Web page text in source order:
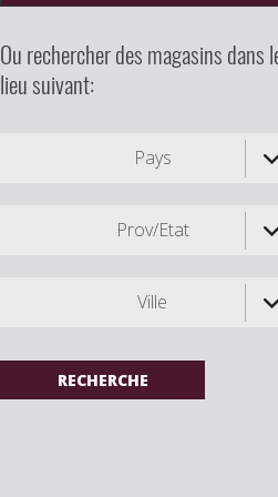
Ou rechercher des magasins dans
lieu suivant:
Pays
Prov/Etat
Ville